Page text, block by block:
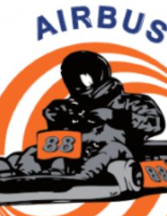
GYMNASTICS SOCIETY